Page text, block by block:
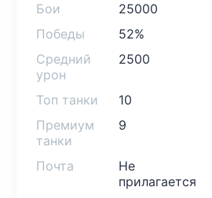
Бои
25000
Победы
52%
Средний
урон
2500
Топ танки
10
Премиум
танки
9
Почта
Не
прилагается